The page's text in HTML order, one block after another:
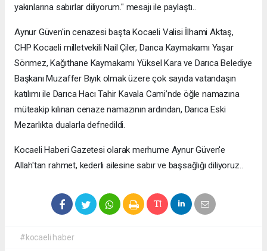
yakınlarına sabırlar diliyorum." mesajı ile paylaştı..
Aynur Güven'in cenazesi başta Kocaeli Valisi İlhami Aktaş,
CHP Kocaeli milletvekili Nail Çiler, Darıca Kaymakamı Yaşar
Sönmez, Kağıthane Kaymakamı Yüksel Kara ve Darıca Belediye
Başkanı Muzaffer Bıyık olmak üzere çok sayıda vatandaşın
katılımı ile Darıca Hacı Tahir Kavala Cami’nde öğle namazına
müteakip kılınan cenaze namazının ardından, Darıca Eski
Mezarlıkta dualarla defnedildi.
Kocaeli Haberi Gazetesi olarak merhume Aynur Güven'e
Allah'tan rahmet, kederli ailesine sabır ve başsağlığı diliyoruz..
#kocaeli haber